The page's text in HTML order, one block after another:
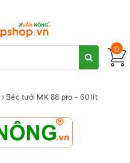
0
Béc tưới MK 88 pro - 60 lít